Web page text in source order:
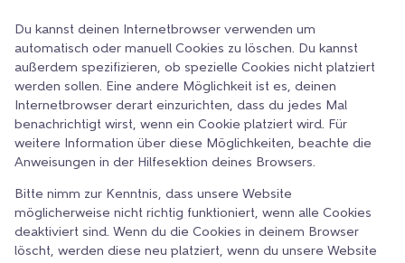
Du kannst deinen Internetbrowser verwenden um
automatisch oder manuell Cookies zu löschen. Du kannst
außerdem spezifizieren, ob spezielle Cookies nicht platziert
werden sollen. Eine andere Möglichkeit ist es, deinen
Internetbrowser derart einzurichten, dass du jedes Mal
benachrichtigt wirst, wenn ein Cookie platziert wird. Für
weitere Information über diese Möglichkeiten, beachte die
Anweisungen in der Hilfesektion deines Browsers.
Bitte nimm zur Kenntnis, dass unsere Website
möglicherweise nicht richtig funktioniert, wenn alle Cookies
deaktiviert sind. Wenn du die Cookies in deinem Browser
löscht, werden diese neu platziert, wenn du unsere Website